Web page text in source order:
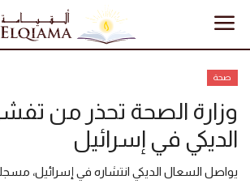
الرئيسية
تبرعات
صحة
وزارة الصحة تحذر من
الديكي في إسرائيل
يواصل السعال الديكي انتشاره في إسرائيل،